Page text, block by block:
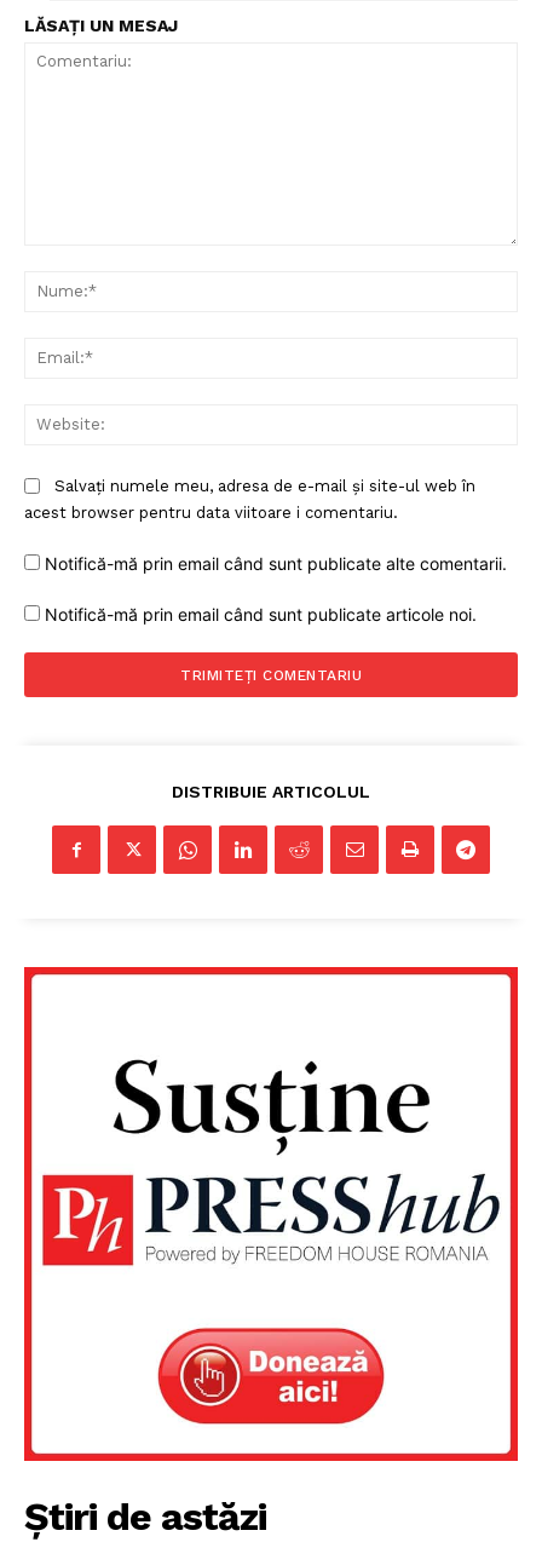
LĂSAȚI UN MESAJ
Salvați numele meu, adresa de e-mail și site-ul web în
acest browser pentru data viitoare i comentariu.
Notifică-mă prin email când sunt publicate alte comentarii.
Notifică-mă prin email când sunt publicate articole noi.
DISTRIBUIE ARTICOLUL
Știri de astăzi